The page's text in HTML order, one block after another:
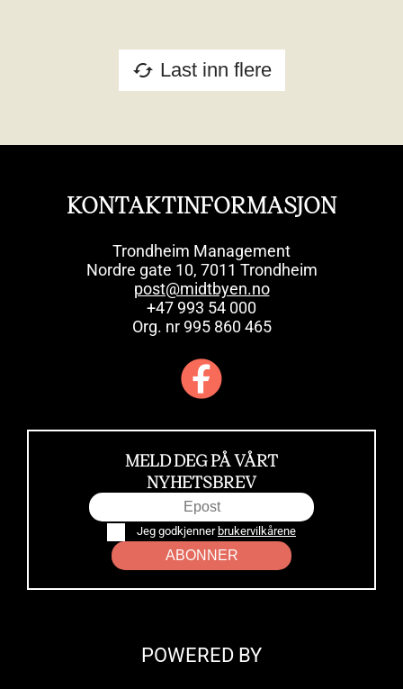
cached Last inn flere
KONTAKTINFORMASJON
Trondheim Management
Nordre gate 10, 7011 Trondheim
post@midtbyen.no
+47 993 54 000
Org. nr 995 860 465
MELD DEG PÅ VÅRT
NYHETSBREV
Jeg godkjenner brukervilkårene
ABONNER
POWERED BY